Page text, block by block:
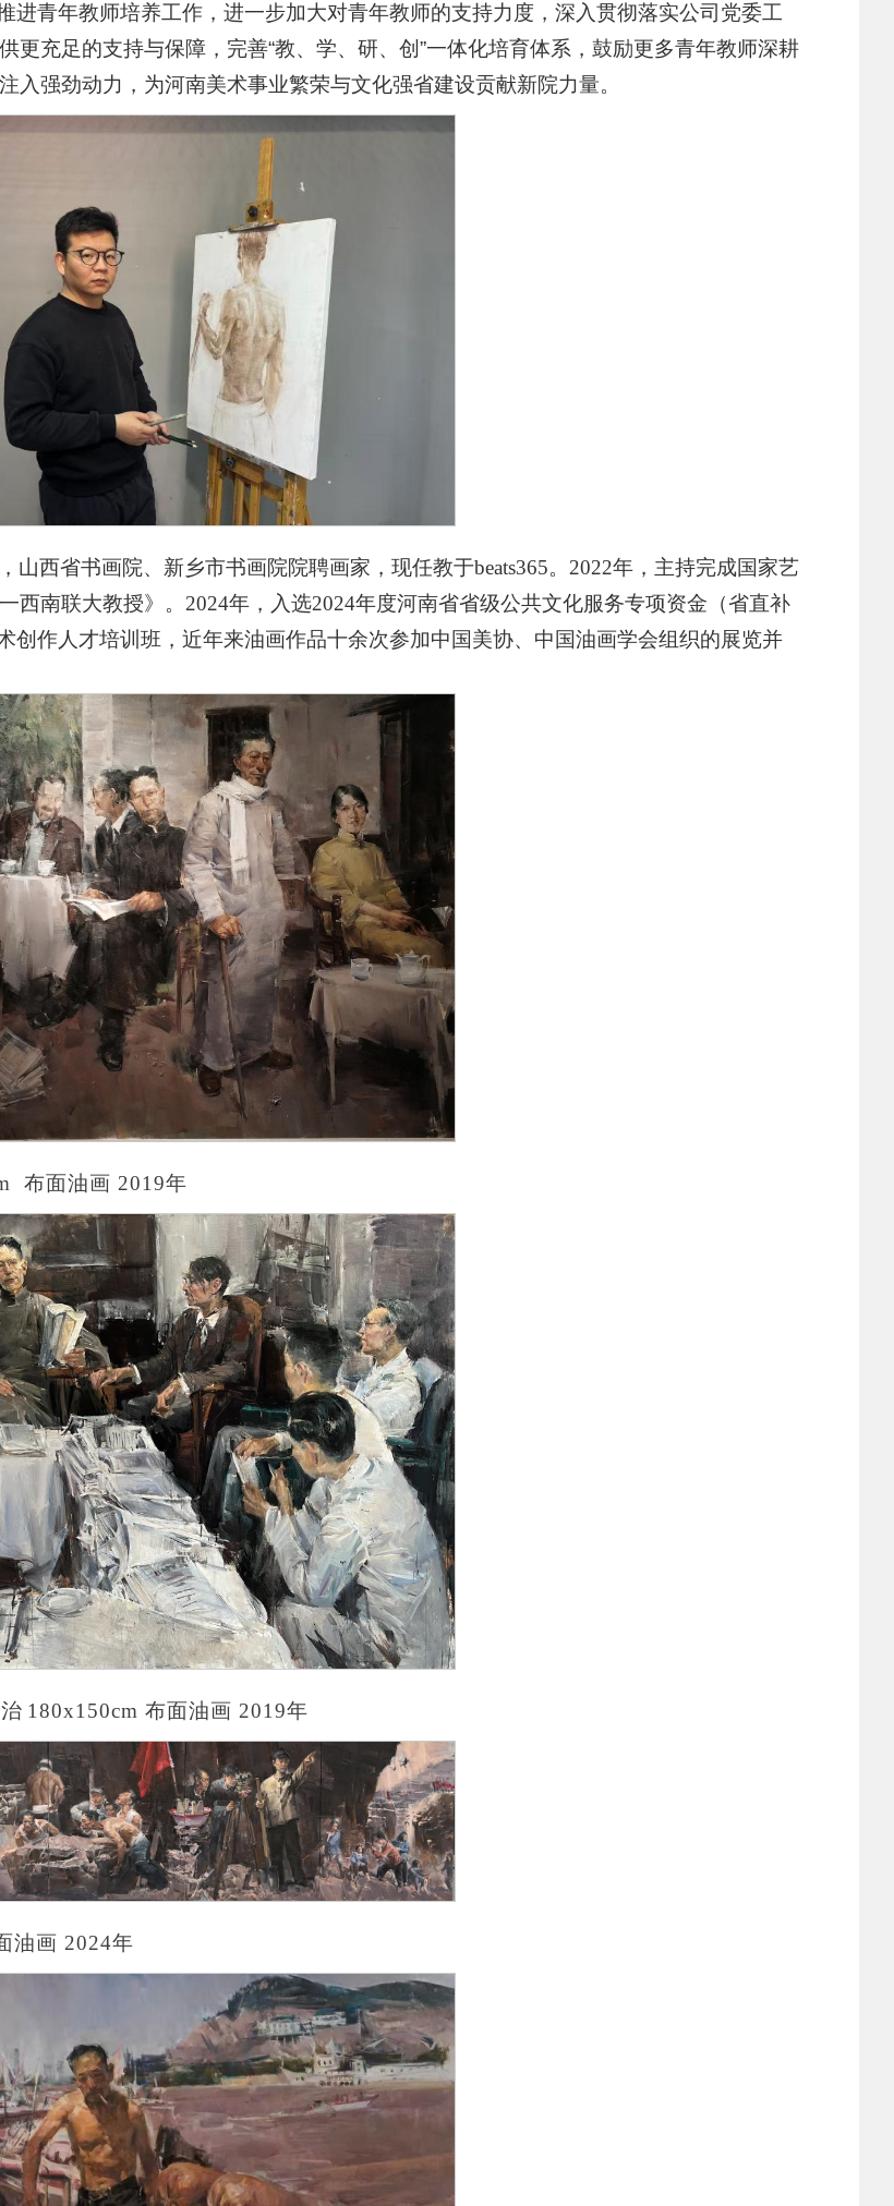
进青年教师培养工作，进一步加大对青年教师的支持力度，深入贯彻落实公司党委工
充足的支持与保障，完善“教、学、研、创”一体化培育体系，鼓励更多青年教师深耕
强劲动力，为河南美术事业繁荣与文化强省建设贡献新院力量。
西省书画院、新乡市书画院院聘画家，现任教于beats365。 2022年，主持完成国家艺
西南联大教授》。2024年 ， 入选2024年度河南省省级公共文化服务专项资金（省直补
创作人才培训班 ， 近年来油画作品十余次参加中国美协、中国油画学会组织的展览并
布面油画 2019年
180x150cm 布面油画 2019年
油画 2024年